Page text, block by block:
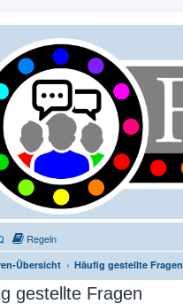
Regeln
Übersicht Häufig gestellte Fragen
gestellte Fragen